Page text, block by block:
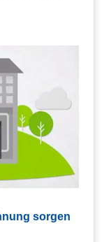
sorgen